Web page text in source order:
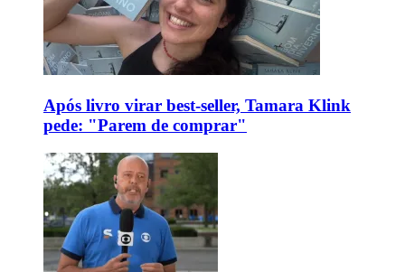
Após livro virar best-seller, Tamara Klink
pede: "Parem de comprar"